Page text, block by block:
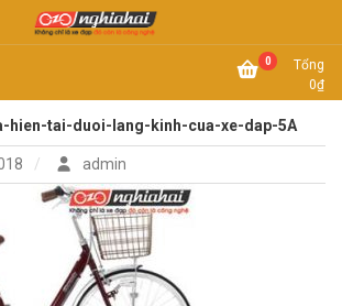
Nghĩa Hải 0
Tổng
0₫
hien-tai-duoi-lang-kinh-cua-xe-dap-5A
admin